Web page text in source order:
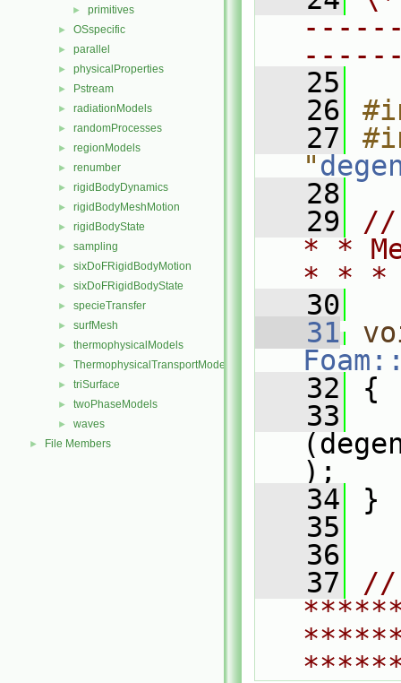
► primitives
► OSspecific
► parallel
► physicalProperties
► Pstream
► radiationModels
► randomProcesses
► regionModels
► renumber
► rigidBodyDynamics
► rigidBodyMeshMotion
► rigidBodyState
► sampling
► sixDoFRigidBodyMotion
► sixDoFRigidBodyState
► specieTransfer
► surfMesh
► thermophysicalModels
► ThermophysicalTransportModels
► triSurface
► twoPhaseModels
► waves
► File Members
   25
   26
   27
"
   28
   29
//
* *
* *
   30
   31
   32
{
   33
);
   34
}
   35
   36
   37
//